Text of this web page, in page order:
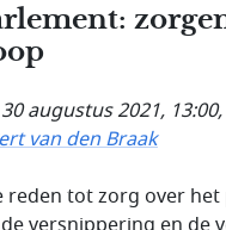
augustus 2021, 13:00
van den Braak
reden tot zorg over